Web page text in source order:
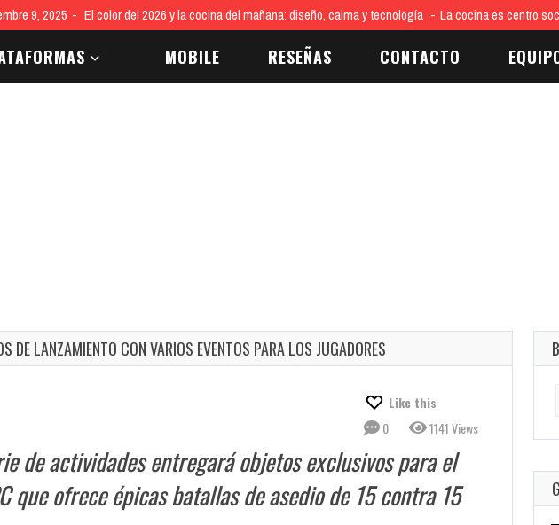
9, 2025 La Gala de Nominados de los Premios GEM 2025 se reúne a la comunidad gamer en el Teatro
MOBILE RESEÑAS CONTACTO
DE LANZAMIENTO CON VARIOS EVENTOS PARA LOS JUGADORES
Like this
0
1141 Views
de actividades entregará objetos exclusivos para el
que ofrece épicas batallas de asedio de 15 contra 15